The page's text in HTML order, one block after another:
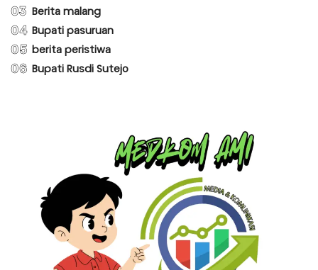
03 Berita malang
04 Bupati pasuruan
05 berita peristiwa
06 Bupati Rusdi Sutejo